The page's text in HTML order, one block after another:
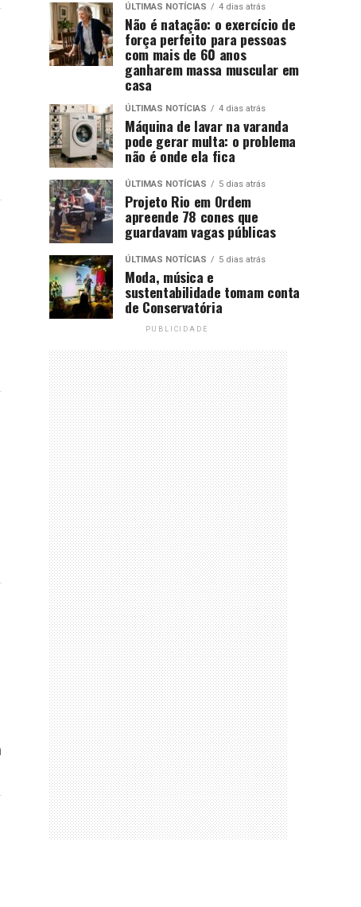
ÚLTIMAS NOTÍCIAS 4 dias atrás
Não é natação: o exercício de
força perfeito para pessoas
com mais de 60 anos
ganharem massa muscular em
casa
ÚLTIMAS NOTÍCIAS 4 dias atrás
Máquina de lavar na varanda
pode gerar multa: o problema
não é onde ela fica
ÚLTIMAS NOTÍCIAS 5 dias atrás
Projeto Rio em Ordem
apreende 78 cones que
guardavam vagas públicas
ÚLTIMAS NOTÍCIAS 5 dias atrás
Moda, música e
sustentabilidade tomam conta
de Conservatória
PUBLICIDADE